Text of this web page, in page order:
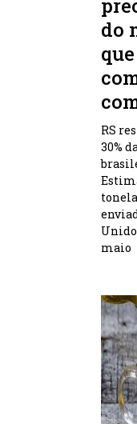
do
RS
30%
maio